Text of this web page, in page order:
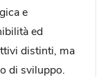
e
ed
distinti, ma
di sviluppo.